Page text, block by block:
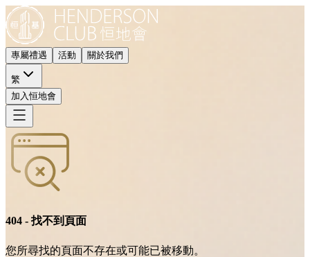
專屬禮遇 活動 關於我們
繁
加入恒地會
404 - 找不到頁面
您所尋找的頁面不存在或可能已被移動。